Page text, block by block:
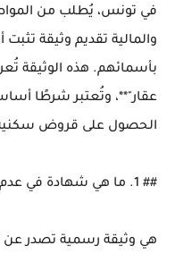
في تونس، يُطلب من
والمالية تقديم وثيقة
بأسمائهم. هذه الوثيقة
عقار"**، وتُعتبر شرطًا
الحصول على قروض سكنية
## 1. ما هي شهادة في عدم امتلاك عقار؟
هي وثيقة رسمية تصدر عن